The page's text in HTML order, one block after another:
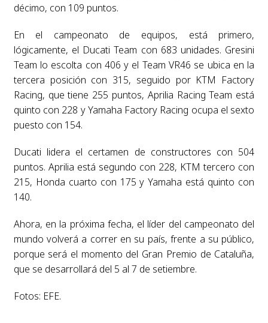
décimo, con 109 puntos.
En el campeonato de equipos, está primero,
lógicamente, el Ducati Team con 683 unidades. Gresini
Team lo escolta con 406 y el Team VR46 se ubica en la
tercera posición con 315, seguido por KTM Factory
Racing, que tiene 255 puntos, Aprilia Racing Team está
quinto con 228 y Yamaha Factory Racing ocupa el sexto
puesto con 154.
Ducati lidera el certamen de constructores con 504
puntos. Aprilia está segundo con 228, KTM tercero con
215, Honda cuarto con 175 y Yamaha está quinto con
140.
Ahora, en la próxima fecha, el líder del campeonato del
mundo volverá a correr en su país, frente a su público,
porque será el momento del Gran Premio de Cataluña,
que se desarrollará del 5 al 7 de setiembre.
Fotos: EFE.